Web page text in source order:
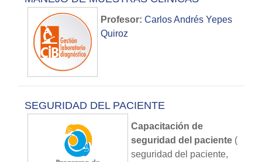
Profesor:Carlos Andrés Yepes
Quiroz
SEGURIDAD DEL PACIENTE
Capacitación de
seguridad del paciente (
seguridad del paciente,